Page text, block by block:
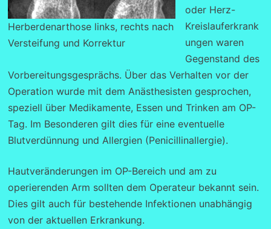
Herberdenarthose links, rechts nach
Versteifung und Korrektur
oder Herz-
Kreislauferkrank
ungen waren
Gegenstand des
Vorbereitungsgesprächs. Über das Verhalten vor der
Operation wurde mit dem Anästhesisten gesprochen,
speziell über Medikamente, Essen und Trinken am OP-
Tag. Im Besonderen gilt dies für eine eventuelle
Blutverdünnung und Allergien (Penicillinallergie).
Hautveränderungen im OP-Bereich und am zu
operierenden Arm sollten dem Operateur bekannt sein.
Dies gilt auch für bestehende Infektionen unabhängig
von der aktuellen Erkrankung.